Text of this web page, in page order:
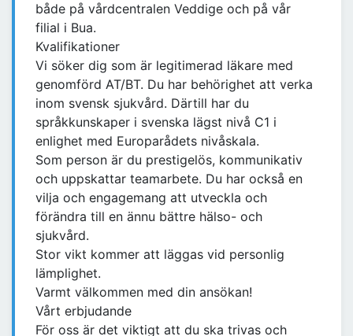
både på vårdcentralen Veddige och på vår
filial i Bua.
Kvalifikationer
Vi söker dig som är legitimerad läkare med
genomförd AT/BT. Du har behörighet att verka
inom svensk sjukvård. Därtill har du
språkkunskaper i svenska lägst nivå C1 i
enlighet med Europarådets nivåskala.
Som person är du prestigelös, kommunikativ
och uppskattar teamarbete. Du har också en
vilja och engagemang att utveckla och
förändra till en ännu bättre hälso- och
sjukvård.
Stor vikt kommer att läggas vid personlig
lämplighet.
Varmt välkommen med din ansökan!
Vårt erbjudande
För oss är det viktigt att du ska trivas och